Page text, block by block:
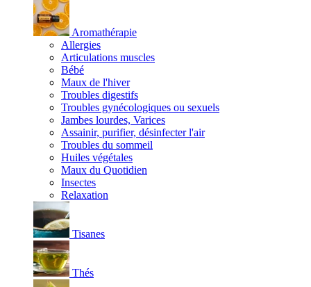
Aromathérapie
Allergies
Articulations muscles
Bébé
Maux de l'hiver
Troubles digestifs
Troubles gynécologiques ou sexuels
Jambes lourdes, Varices
Assainir, purifier, désinfecter l'air
Troubles du sommeil
Huiles végétales
Maux du Quotidien
Insectes
Relaxation
Tisanes
Thés